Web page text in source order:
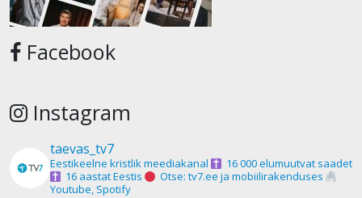
Facebook
Instagram
taevas_tv7
Eestikeelne kristlik meediakanal
16 000 elumuutvat saadet
16 aastat Eestis
Otse: tv7.ee ja mobiilirakenduses
Youtube, Spotify